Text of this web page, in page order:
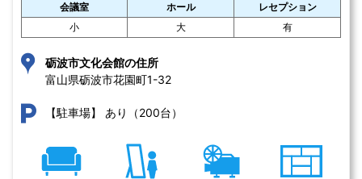
会議室 ホール
レセプション
小
大 有
砺波市文化会館の住所
富山県砺波市花園町1-32
【駐車場】 あり（200台）